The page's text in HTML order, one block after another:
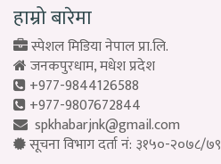
हाम्रो बारेमा
स्पेशल मिडिया नेपाल प्रा.लि.
जनकपुरधाम, मधेश प्रदेश
+977-9844126588
+977-9807672844
spkhabarjnk@gmail.com
सूचना विभाग दर्ता नं: ३१५०-२०७८/७९